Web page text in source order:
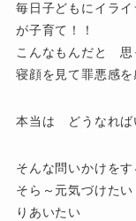
毎日子どもにイラ
が子育て！！
こんなもんだと 思
寝顔を見て罪悪感
本当は どうなれば
そんな問いかけをす
そら～元気づけた
りあいたい